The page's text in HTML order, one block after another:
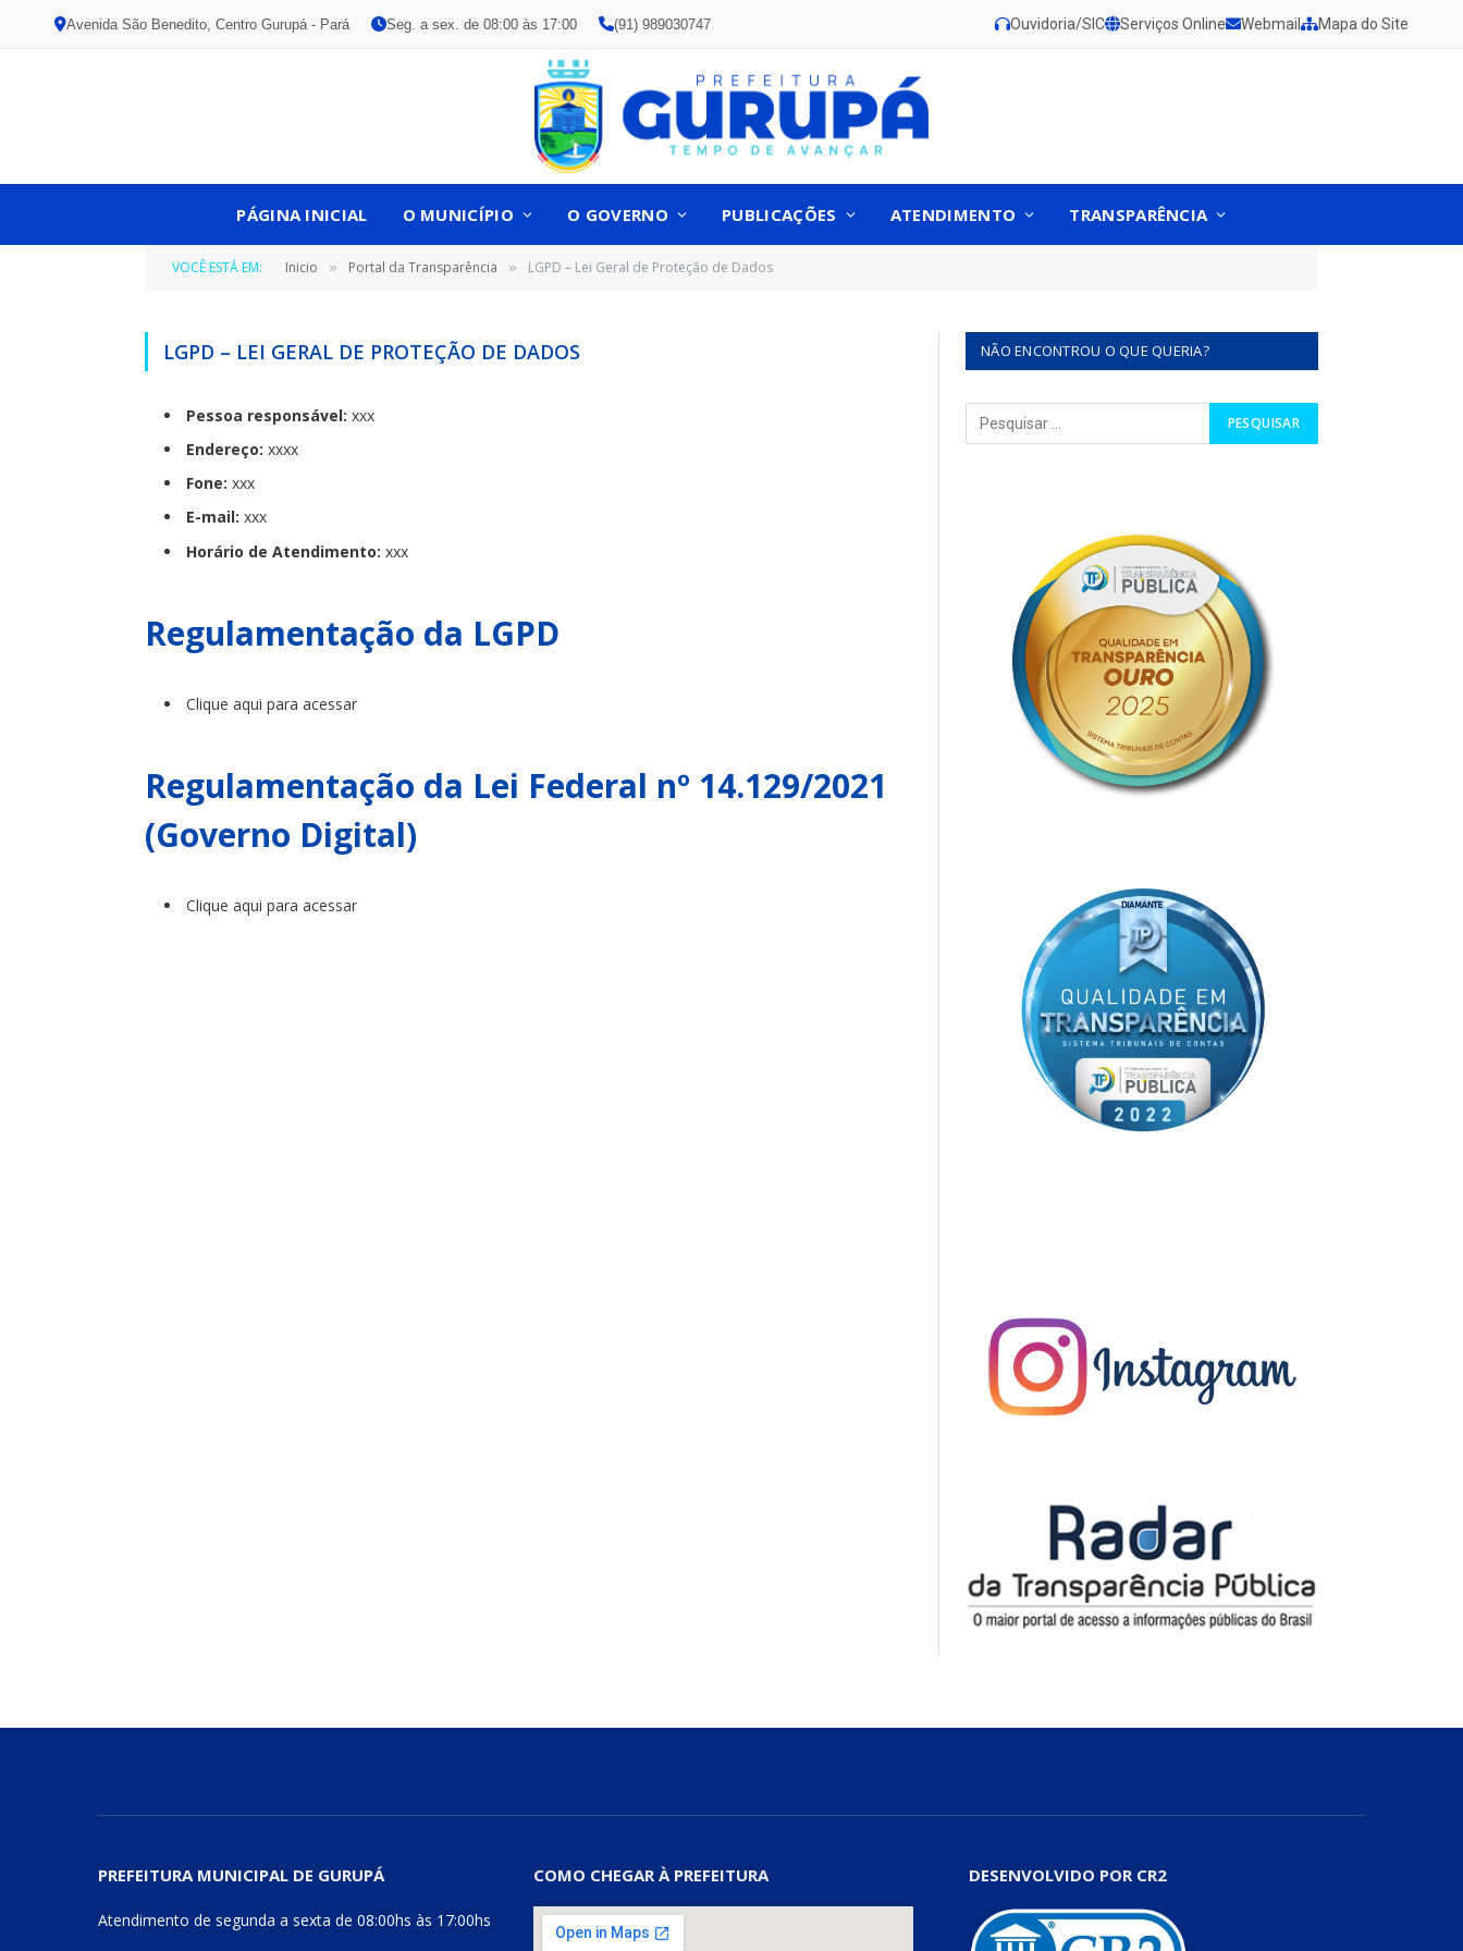
Avenida São Benedito, Centro Gurupá - Pará Seg. a sex. de 08:00 às 17:00 (91) 989030747 Ouvidoria/SIC Serviços Online Webmail Mapa do Site
PÁGINA INICIAL O MUNICÍPIO O GOVERNO PUBLICAÇÕES ATENDIMENTO TRANSPARÊNCIA
VOCÊ ESTÁ EM: Inicio » Portal da Transparência » LGPD – Lei Geral de Proteção de Dados
LGPD – LEI GERAL DE PROTEÇÃO DE DADOS
Pessoa responsável: xxx
Endereço: xxxx
Fone: xxx
E-mail: xxx
Horário de Atendimento: xxx
Regulamentação da LGPD
Clique aqui para acessar
Regulamentação da Lei Federal nº 14.129/2021
(Governo Digital)
Clique aqui para acessar
NÃO ENCONTROU O QUE QUERIA?
PREFEITURA MUNICIPAL DE GURUPÁ
Atendimento de segunda a sexta de 08:00hs às 17:00hs
COMO CHEGAR À PREFEITURA DESENVOLVIDO POR CR2